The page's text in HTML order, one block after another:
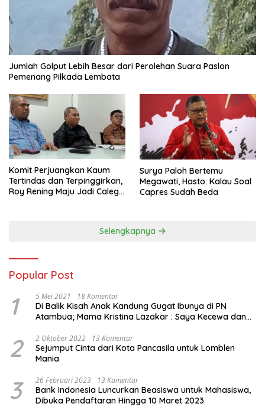
Jumlah Golput Lebih Besar dari Perolehan Suara Paslon
Pemenang Pilkada Lembata
Komit Perjuangkan Kaum
Tertindas dan Terpinggirkan,
Roy Rening Maju Jadi Caleg
Surya Paloh Bertemu
Megawati, Hasto: Kalau Soal
Capres Sudah Beda
Selengkapnya
Popular Post
1 5 Mei 2021 18 Komentar
Di Balik Kisah Anak Kandung Gugat Ibunya di PN
Atambua; Mama Kristina Lazakar : Saya Kecewa dan
2 2 Oktober 2022 13 Komentar
Sejumput Cinta dari Kota Pancasila untuk Lomblen
Mania
3 26 Februari 2023 13 Komentar
Bank Indonesia Luncurkan Beasiswa untuk Mahasiswa,
Dibuka Pendaftaran Hingga 10 Maret 2023